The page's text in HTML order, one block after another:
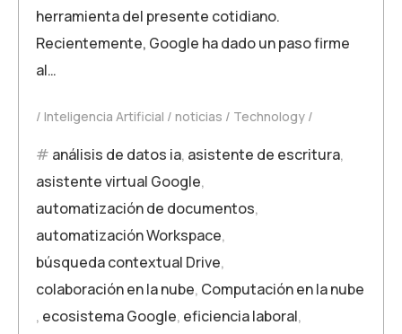
herramienta del presente cotidiano.
Recientemente, Google ha dado un paso firme
al…
Inteligencia Artificial noticias Technology
análisis de datos ia, asistente de escritura,
asistente virtual Google,
automatización de documentos,
automatización Workspace,
búsqueda contextual Drive,
colaboración en la nube, Computación en la nube
, ecosistema Google, eficiencia laboral,